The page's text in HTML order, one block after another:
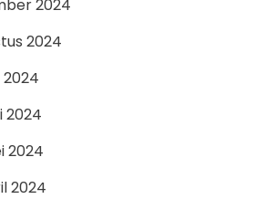
2024
2024
2024
2024
2024
2024